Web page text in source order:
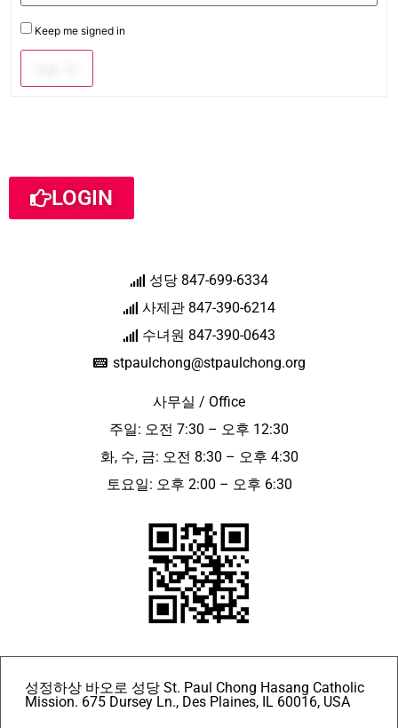
Keep me signed in
LOGIN
성당 847-699-6334
사제관 847-390-6214
수녀원 847-390-0643
stpaulchong@stpaulchong.org
사무실 / Office
주일: 오전 7:30 – 오후 12:30
화, 수, 금: 오전 8:30 – 오후 4:30
토요일: 오후 2:00 – 오후 6:30
성정하상 바오로 성당 St. Paul Chong Hasang Catholic
Mission. 675 Dursey Ln., Des Plaines, IL 60016, USA